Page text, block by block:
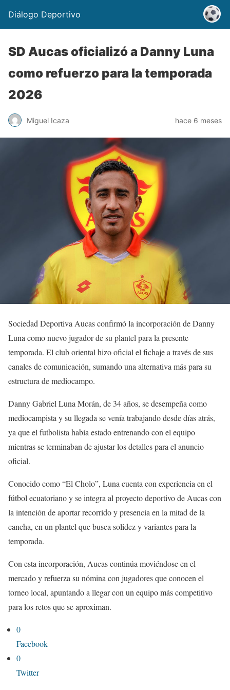
Diálogo Deportivo
SD Aucas oficializó a Danny Luna
como refuerzo para la temporada
2026
Miguel Icaza hace 6 meses
Sociedad Deportiva Aucas confirmó la incorporación de Danny
Luna como nuevo jugador de su plantel para la presente
temporada. El club oriental hizo oficial el fichaje a través de sus
canales de comunicación, sumando una alternativa más para su
estructura de mediocampo.
Danny Gabriel Luna Morán, de 34 años, se desempeña como
mediocampista y su llegada se venía trabajando desde días atrás,
ya que el futbolista había estado entrenando con el equipo
mientras se terminaban de ajustar los detalles para el anuncio
oficial.
Conocido como “El Cholo”, Luna cuenta con experiencia en el
fútbol ecuatoriano y se integra al proyecto deportivo de Aucas con
la intención de aportar recorrido y presencia en la mitad de la
cancha, en un plantel que busca solidez y variantes para la
temporada.
Con esta incorporación, Aucas continúa moviéndose en el
mercado y refuerza su nómina con jugadores que conocen el
torneo local, apuntando a llegar con un equipo más competitivo
para los retos que se aproximan.
0
Facebook
0
Twitter